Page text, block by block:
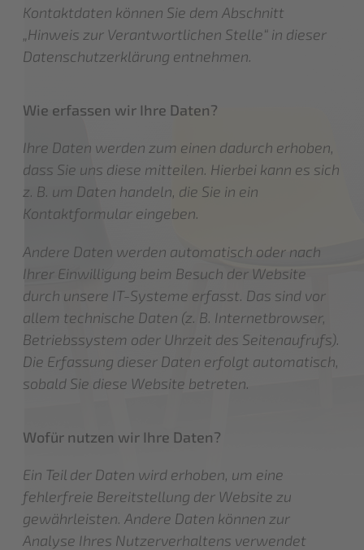
Kontaktdaten können Sie dem Abschnitt
„Hinweis zur Verantwortlichen Stelle“ in dieser
Datenschutzerklärung entnehmen.
Wie erfassen wir Ihre Daten?
Ihre Daten werden zum einen dadurch erhoben,
dass Sie uns diese mitteilen. Hierbei kann es sich
z. B. um Daten handeln, die Sie in ein
Kontaktformular eingeben.
Andere Daten werden automatisch oder nach
Ihrer Einwilligung beim Besuch der Website
durch unsere IT-Systeme erfasst. Das sind vor
allem technische Daten (z. B. Internetbrowser,
Betriebssystem oder Uhrzeit des Seitenaufrufs).
Die Erfassung dieser Daten erfolgt automatisch,
sobald Sie diese Website betreten.
Wofür nutzen wir Ihre Daten?
Ein Teil der Daten wird erhoben, um eine
fehlerfreie Bereitstellung der Website zu
gewährleisten. Andere Daten können zur
Analyse Ihres Nutzerverhaltens verwendet